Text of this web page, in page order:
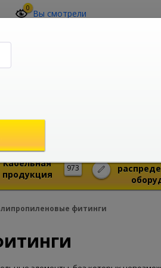
0 Вы смотрели
973
Кабельная
продукция
фитинги